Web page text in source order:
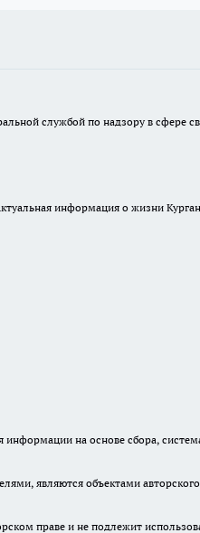
службой по надзору в сфере
информация о жизни
на основе сбора,
являются объектами
праве и не подлежит